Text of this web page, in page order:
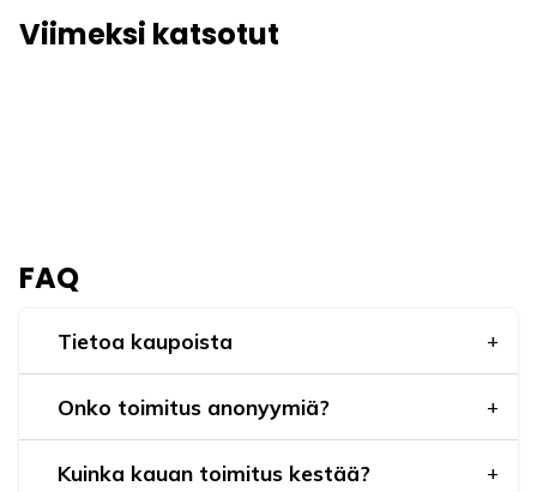
Viimeksi katsotut
FAQ
Tietoa kaupoista
Onko toimitus anonyymiä?
Kuinka kauan toimitus kestää?